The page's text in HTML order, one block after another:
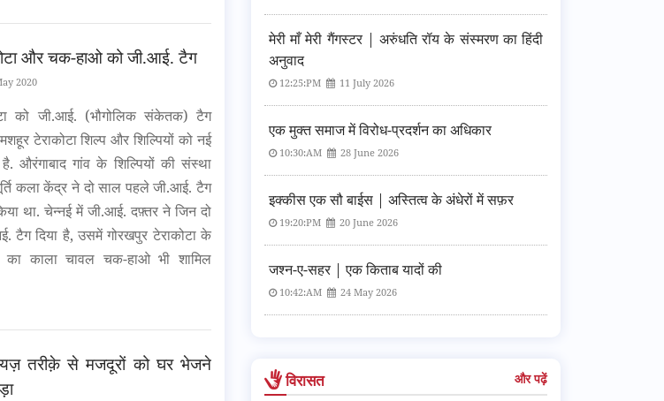
और चक-हाओ को जी.आई. टैग
2020
को जी.आई. (भौगोलिक संकेतक) टैग
टेराकोटा शिल्प और शिल्पियों को नई
औरंगाबाद गांव के शिल्पियों की संस्था
कला केंद्र ने दो साल पहले जी.आई. टैग
था. चेन्नई में जी.आई. दफ़्तर ने जिन दो
टैग दिया है, उसमें गोरखपुर टेराकोटा के
का काला चावल चक-हाओ भी शामिल
तरीक़े से मजदूरों को घर भेजने
मेरी माँ मेरी गैंगस्टर | अरुंधति रॉय के संस्मरण का हिंदी
अनुवाद
12:25:PM 11 July 2026
एक मुक्त समाज में विरोध-प्रदर्शन का अधिकार
10:30:AM 28 June 2026
इक्कीस एक सौ बाईस | अस्तित्व के अंधेरों में सफ़र
19:20:PM 20 June 2026
जश्न-ए-सहर | एक किताब यादों की
10:42:AM 24 May 2026
विरासत और पढ़ें